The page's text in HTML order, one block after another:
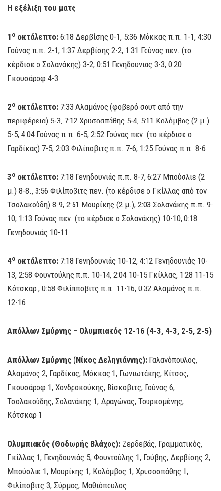
Η εξέλιξη του ματς
1 ο οκτάλεπτο: 6:18 Δερβίσης 0-1, 5:36 Μόκκας π.π. 1-1, 4:30
Γούνας π.π. 2-1, 1:37 Δερβίσης 2-2, 1:31 Γούνας πεν. (το
κέρδισε ο Σολανάκης) 3-2, 0:51 Γενηδουνιάς 3-3, 0:20
Γκουσάροφ 4-3
2ο οκτάλεπτο: 7:33 Αλαμάνος (φοβερό σουτ από την
περιφέρεια) 5-3, 7:12 Χρυσοσπάθης 5-4, 5:11 Κολόμβος (2 μ.)
5-5, 4:04 Γούνας π.π. 6-5, 2:52 Γούνας πεν. (το κέρδισε ο
Γαρδίκας) 7-5, 2:03 Φιλίποβιτς π.π. 7-6, 1:25 Γούνας π.π. 8-6
3ο οκτάλεπτο: 7:18 Γενηδουνιάς π.π. 8-7, 6:27 Μπούσλιε (2
μ.) 8-8., 3:56 Φιλίποβιτς πεν. (το κέρδισε ο Γκίλλας από τον
Τσολακούδη) 8-9, 2:51 Μουρίκης (2 μ.), 2:03 Σολανάκης π.π. 9-
10, 1:13 Γούνας πεν. (το κέρδισε ο Σολανάκης) 10-10, 0:18
Γενηδουνιάς 10-11
4ο οκτάλεπτο: 7:18 Γενηδουνιάς 10-12, 4:12 Γενηδουνιάς 10-
13, 2:58 Φουντούλης π.π. 10-14, 2:04 10-15 Γκίλλας, 1:28 11-15
Κότσκαρ , 0:58 Φιλίπποβιτς π.π. 11-16, 0:32 Αλαμάνος π.π.
12-16
Απόλλων Σμύρνης – Ολυμπιακός 12-16 (4-3, 4-3, 2-5, 2-5)
Απόλλων Σμύρνης (Νίκος Δεληγιάννης): Γαλανόπουλος,
Αλαμάνος 2, Γαρδίκας, Μόκκας 1, Γωνιωτάκης, Κίτσος,
Γκουσάροφ 1, Χονδροκούκης, Βίσκοβιτς, Γούνας 6,
Τσολακούδης, Σολανάκης 1, Δραγώνας, Τουρκομένης,
Κότσκαρ 1
Ολυμπιακός (Θοδωρής Βλάχος): Ζερδεβάς, Γραμματικός,
Γκίλλας 1, Γενηδουνιάς 5, Φουντούλης 1, Γούβης, Δερβίσης 2,
Μπούσλιε 1, Μουρίκης 1, Κολόμβος 1, Χρυσοσπάθης 1,
Φιλίποβιτς 3, Σύρμας, Μαθιόπουλος.